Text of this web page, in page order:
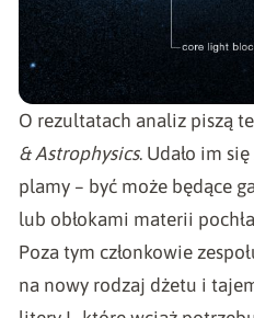
O rezultatach analiz piszą
& Astrophysics. Udało im
plamy – być może będące
lub obłokami materii
Poza tym członkowie
na nowy rodzaj dżetu i